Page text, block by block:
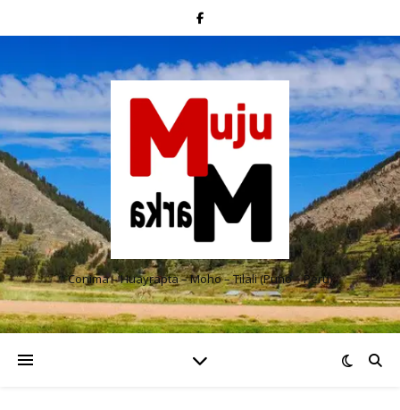
Conima – Huayrapta – Moho – Tilali (Puno – Perú)